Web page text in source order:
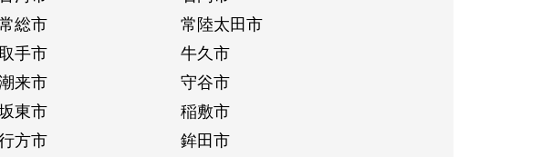
総市
常陸太田市
手市
牛久市
来市
守谷市
東市
稲敷市
方市
鉾田市